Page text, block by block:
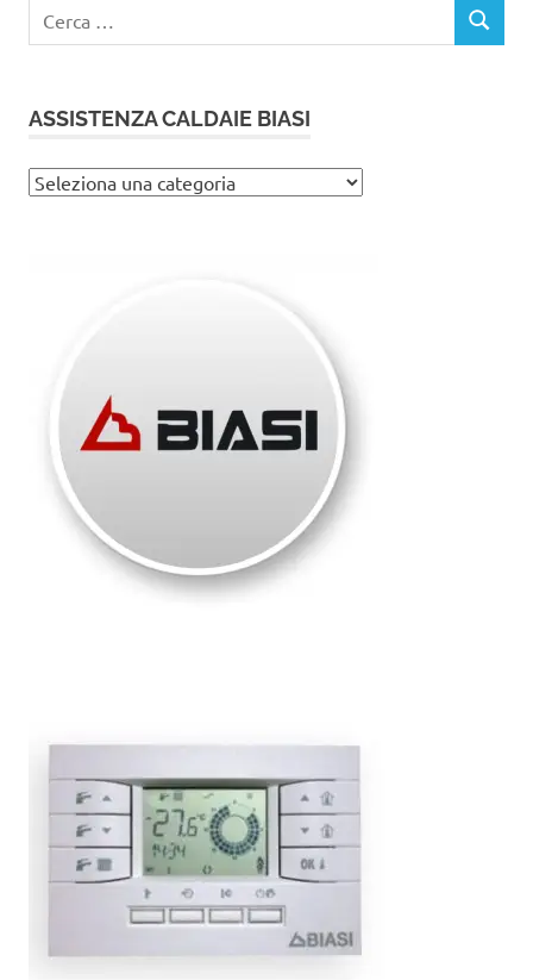
per:
CERCA
ASSISTENZA CALDAIE BIASI
Assistenza